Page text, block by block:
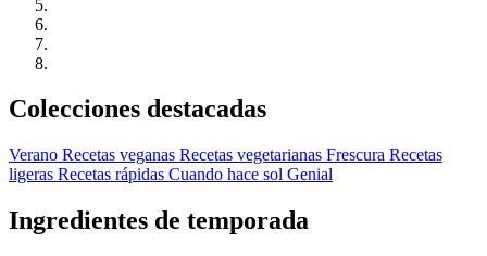
Colecciones destacadas
Verano Recetas veganas Recetas vegetarianas Frescura Recetas
ligeras Recetas rápidas Cuando hace sol Genial
Ingredientes de temporada